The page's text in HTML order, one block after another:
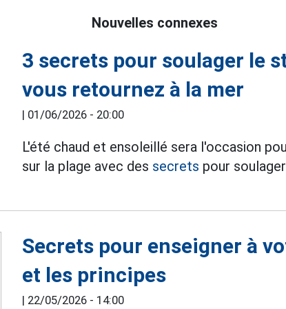
Nouvelles connexes
3 secrets pour soulager le
vous retournez à la mer
| 01/06/2026 - 20:00
L'été chaud et ensoleillé sera l'occasion
sur la plage avec des secrets pour
Secrets pour enseigner à
et les principes
| 22/05/2026 - 14:00